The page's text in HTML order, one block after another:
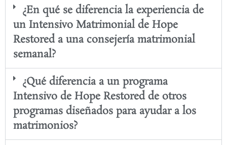
¿En qué se diferencia la experiencia de
un Intensivo Matrimonial de Hope
Restored a una consejería matrimonial
semanal?
¿Qué diferencia a un programa
Intensivo de Hope Restored de otros
programas diseñados para ayudar a los
matrimonios?